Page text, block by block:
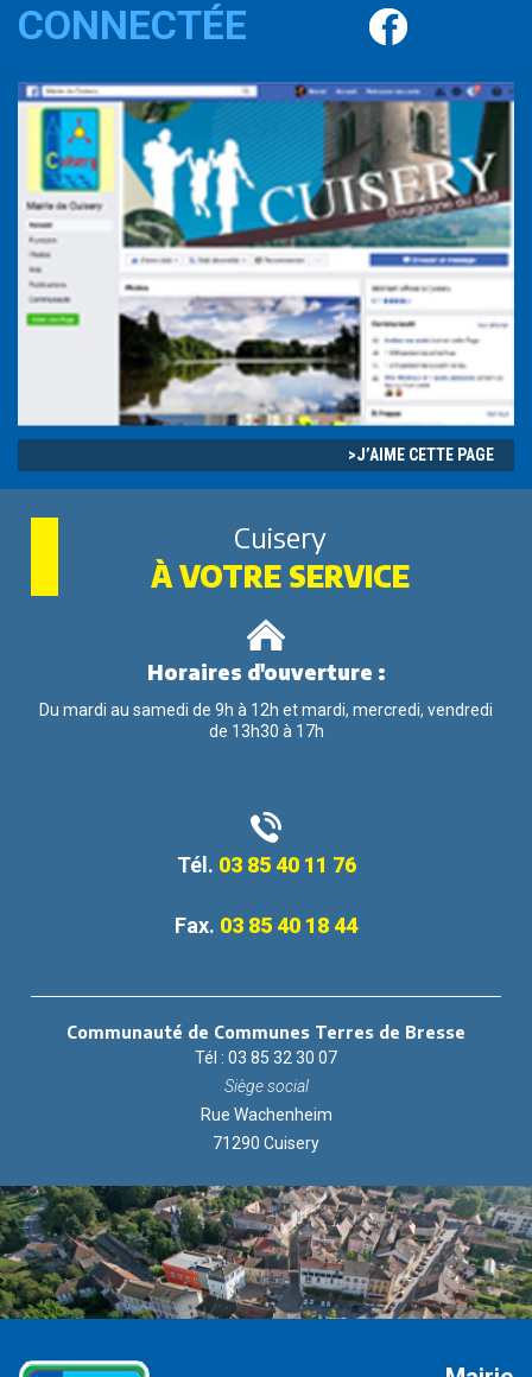
CONNECTÉE
J’AIME CETTE PAGE
Cuisery
À VOTRE SERVICE
Horaires d'ouverture :
Du mardi au samedi de 9h à 12h et mardi, mercredi, vendredi
de 13h30 à 17h
Tél. 03 85 40 11 76
Fax. 03 85 40 18 44
Communauté de Communes Terres de Bresse
Tél : 03 85 32 30 07
Siège social
Rue Wachenheim
71290 Cuisery